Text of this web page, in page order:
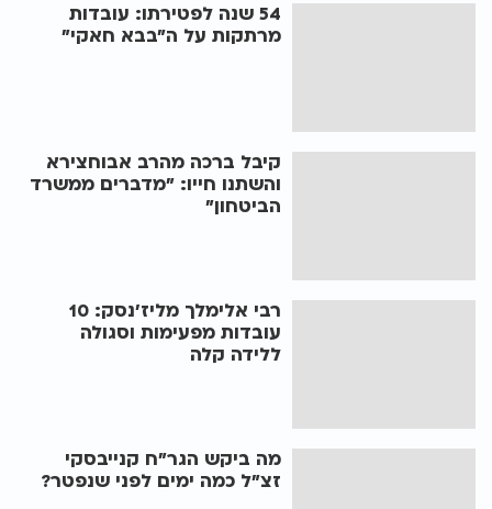
54 שנה לפטירתו: עובדות
מרתקות על ה"בבא חאקי"
קיבל ברכה מהרב אבוחצירא
והשתנו חייו: "מדברים ממשרד
הביטחון"
רבי אלימלך מליז’נסק: 10
עובדות מפעימות וסגולה
ללידה קלה
מה ביקש הגר"ח קנייבסקי
זצ"ל כמה ימים לפני שנפטר?